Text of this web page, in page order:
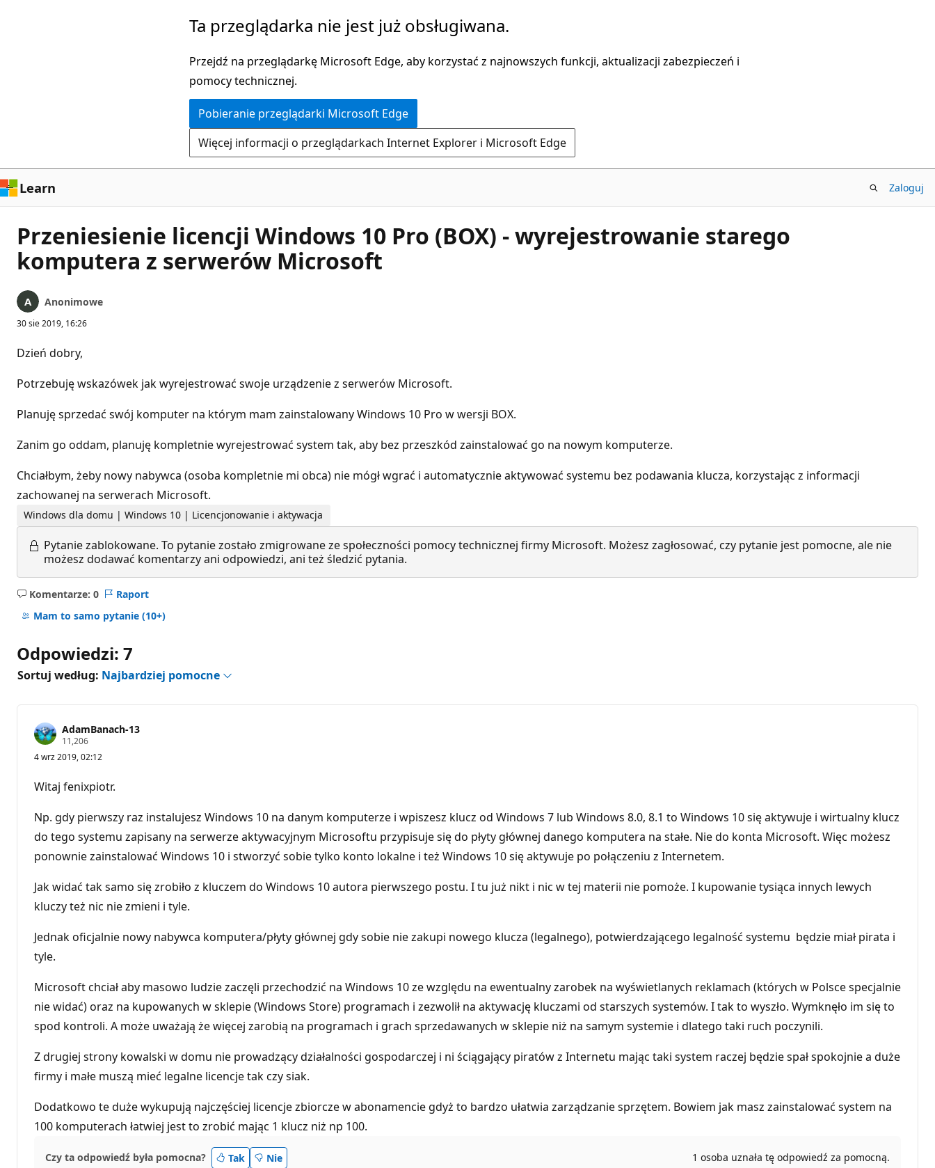
Ta przeglądarka nie jest już obsługiwana.
Przejdź na przeglądarkę Microsoft Edge, aby korzystać z najnowszych funkcji, aktualizacji zabezpieczeń i
pomocy technicznej.
Pobieranie przeglądarki Microsoft Edge
Więcej informacji o przeglądarkach Internet Explorer i Microsoft Edge
Learn Zaloguj
Przeniesienie licencji Windows 10 Pro (BOX) - wyrejestrowanie starego
komputera z serwerów Microsoft
Anonimowe
30 sie 2019, 16:26
Dzień dobry,
Potrzebuję wskazówek jak wyrejestrować swoje urządzenie z serwerów Microsoft.
Planuję sprzedać swój komputer na którym mam zainstalowany Windows 10 Pro w wersji BOX.
Zanim go oddam, planuję kompletnie wyrejestrować system tak, aby bez przeszkód zainstalować go na nowym komputerze.
Chciałbym, żeby nowy nabywca (osoba kompletnie mi obca) nie mógł wgrać i automatycznie aktywować systemu bez podawania klucza, korzystając z informacji
zachowanej na serwerach Microsoft.
Windows dla domu | Windows 10 | Licencjonowanie i aktywacja
Pytanie zablokowane. To pytanie zostało zmigrowane ze społeczności pomocy technicznej firmy Microsoft. Możesz zagłosować, czy pytanie jest pomocne, ale nie
możesz dodawać komentarzy ani odpowiedzi, ani też śledzić pytania.
Komentarze: 0
Brak
komentarzy
Raport
Mam to samo pytanie (10+)
Odpowiedzi: 7
Sortuj według: Najbardziej pomocne
AdamBanach-13
11,206P
n
t
y
e
p
u
t
a
i
4 wrz 2019, 02:12
Witaj fenixpiotr.
Np. gdy pierwszy raz instalujesz Windows 10 na danym komputerze i wpiszesz klucz od Windows 7 lub Windows 8.0, 8.1 to Windows 10 się aktywuje i wirtualny klucz
do tego systemu zapisany na serwerze aktywacyjnym Microsoftu przypisuje się do płyty głównej danego komputera na stałe. Nie do konta Microsoft. Więc możesz
ponownie zainstalować Windows 10 i stworzyć sobie tylko konto lokalne i też Windows 10 się aktywuje po połączeniu z Internetem.
Jak widać tak samo się zrobiło z kluczem do Windows 10 autora pierwszego postu. I tu już nikt i nic w tej materii nie pomoże. I kupowanie tysiąca innych lewych
kluczy też nic nie zmieni i tyle.
Jednak oficjalnie nowy nabywca komputera/płyty głównej gdy sobie nie zakupi nowego klucza (legalnego), potwierdzającego legalność systemu będzie miał pirata i
tyle.
Microsoft chciał aby masowo ludzie zaczęli przechodzić na Windows 10 ze względu na ewentualny zarobek na wyświetlanych reklamach (których w Polsce specjalnie
nie widać) oraz na kupowanych w sklepie (Windows Store) programach i zezwolił na aktywację kluczami od starszych systemów. I tak to wyszło. Wymknęło im się to
spod kontroli. A może uważają że więcej zarobią na programach i grach sprzedawanych w sklepie niż na samym systemie i dlatego taki ruch poczynili.
Z drugiej strony kowalski w domu nie prowadzący działalności gospodarczej i ni ściągający piratów z Internetu mając taki system raczej będzie spał spokojnie a duże
firmy i małe muszą mieć legalne licencje tak czy siak.
Dodatkowo te duże wykupują najczęściej licencje zbiorcze w abonamencie gdyż to bardzo ułatwia zarządzanie sprzętem. Bowiem jak masz zainstalować system na
100 komputerach łatwiej jest to zrobić mając 1 klucz niż np 100.
Czy ta odpowiedź była pomocna? Tak Nie 1 osoba uznała tę odpowiedź za pomocną.